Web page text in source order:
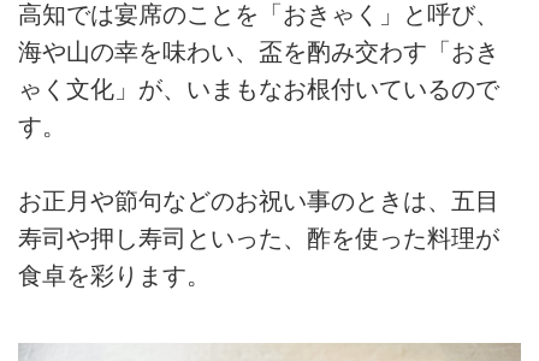
高知では宴席のことを「おきゃく」と呼び、
海や山の幸を味わい、盃を酌み交わす「おき
ゃく文化」が、いまもなお根付いているので
す。
お正月や節句などのお祝い事のときは、五目
寿司や押し寿司といった、酢を使った料理が
食卓を彩ります。